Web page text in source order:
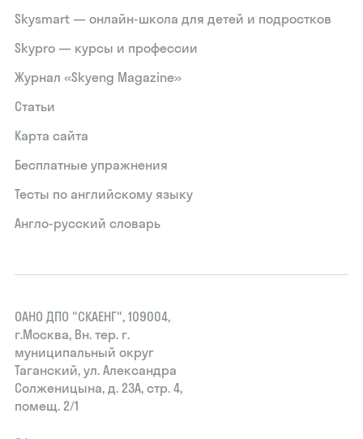
Skysmart — онлайн-школа для детей и подростков
Skypro — курсы и профессии
Журнал «Skyeng Magazine»
Статьи
Карта сайта
Бесплатные упражнения
Тесты по английскому языку
Англо-русский словарь
ОАНО ДПО "СКАЕНГ", 109004,
г.Москва, Вн. тер. г.
муниципальный округ
Таганский, ул. Александра
Солженицына, д. 23А, стр. 4,
помещ. 2/1